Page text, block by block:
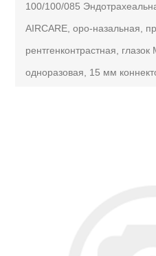
100/100/085
AIRCARE, оро-назальная,
рентгенконтрастная,
одноразовая, 15 мм